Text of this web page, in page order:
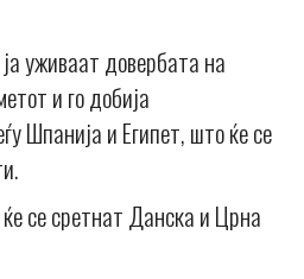
уживаат довербата на
и го добија
Шпанија и Египет, што ќе се
се сретнат Данска и Црна